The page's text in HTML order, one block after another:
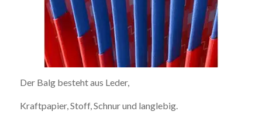
Der Balg besteht aus Leder,
Kraftpapier, Stoff, Schnur und langlebig.